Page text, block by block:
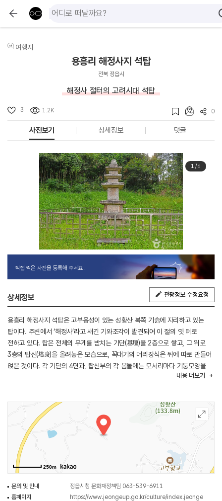
여행지
용흥리 해정사지 석탑
전북 정읍시
해정사 절터의 고려시대 석탑
3 1.2K 0
사진보기 상세정보 댓글
1/6
직접 찍은 사진을 등록해 주세요.
상세정보 관광정보 수정요청
용흥리 해정사지 석탑은 고부읍성이 있는 성황산 북쪽 기슭에 자리하고 있는
탑이다. 주변에서 ‘해정사’라고 새긴 기와조각이 발견되어 이 절의 옛 터로
전하고 있다. 탑은 전체의 무게를 받치는 기단(基壇)을 2층으로 쌓고, 그 위로
3층의 탑신(塔身)을 올려놓은 모습으로, 꼭대기의 머리장식은 뒤에 따로 만들어
얹은 것이다. 각 기단의 4면과, 탑신부의 각 몸돌에는 모서리마다 기둥모양을
본뜬 조각을 두었다. 지붕돌은 밑면에 3단씩의 받침을 두고 있으며, 전체적으로
솜씨들로 보아 고려시대에 세운 것으로 보이는데, 탑신부의 1층 몸돌이
지나치게 커 보여 균형이 맞지 않다. 고부읍성 주변의 석탑들이 모두 2층 기단에
5층 이상의 높이를 지니고 있는 점으로 보아 이 탑 역시 5층 정도의 석탑으로
추정된다.
내용 더보기
250m
문의 및 안내
정읍시청 문화재정책팀 063-539-6911
홈페이지
https://www.jeongeup.go.kr/culture/index.jeonge